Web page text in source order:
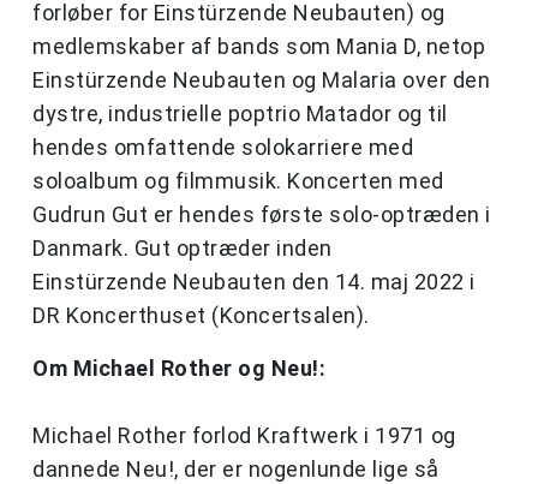
forløber for Einstürzende Neubauten) og
medlemskaber af bands som Mania D, netop
Einstürzende Neubauten og Malaria over den
dystre, industrielle poptrio Matador og til
hendes omfattende solokarriere med
soloalbum og filmmusik. Koncerten med
Gudrun Gut er hendes første solo-optræden i
Danmark. Gut optræder inden
Einstürzende Neubauten den 14. maj 2022 i
DR Koncerthuset (Koncertsalen).
Om Michael Rother og Neu!:
Michael Rother forlod Kraftwerk i 1971 og
dannede Neu!, der er nogenlunde lige så